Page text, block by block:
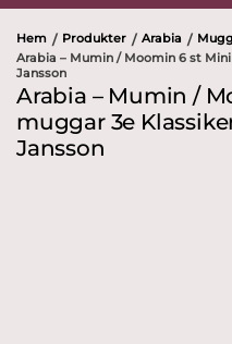
Hem / Produkter / Arabia /
Arabia – Mumin / Moomin 6 st
Jansson
Arabia – Mumin /
muggar 3e
Jansson